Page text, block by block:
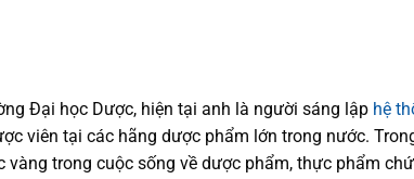
Đại học Dược, hiện tại anh là người sáng lập hệ
viên tại các hãng dược phẩm lớn trong nước.
vàng trong cuộc sống về dược phẩm,thực phẩm